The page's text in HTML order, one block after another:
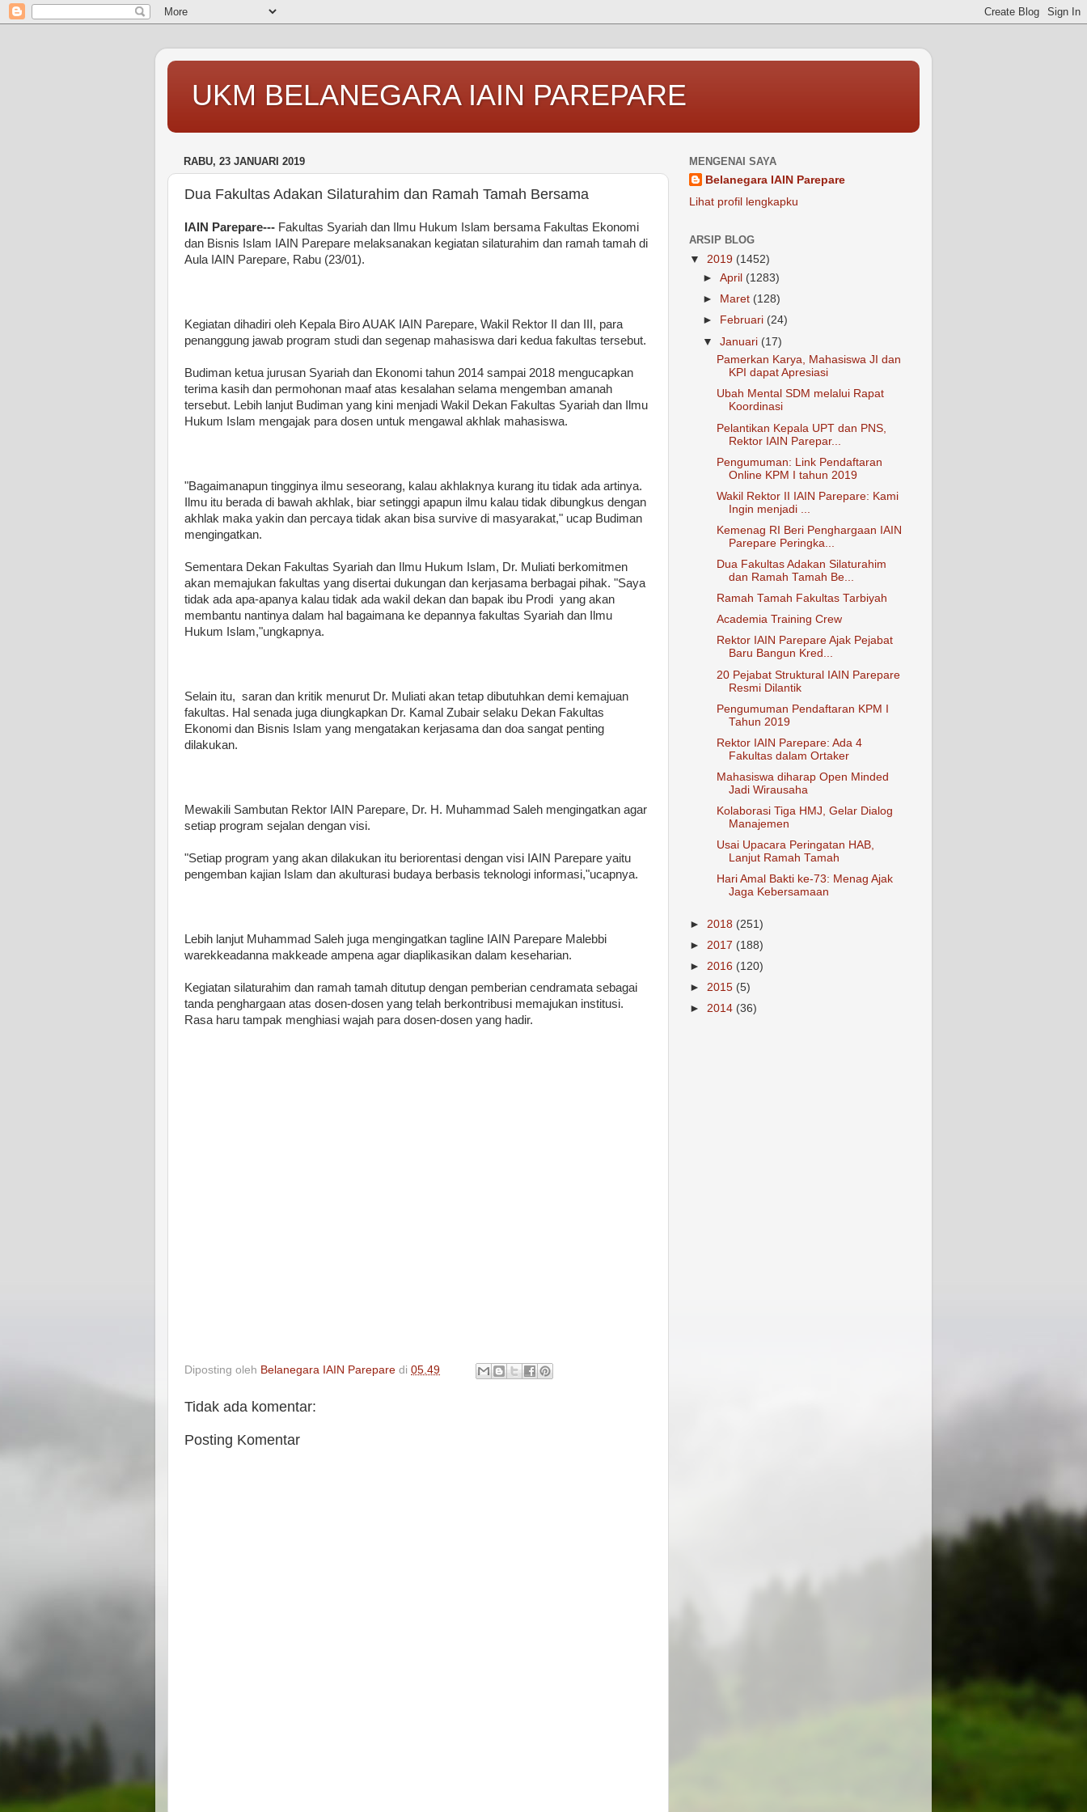
UKM BELANEGARA IAIN PAREPARE
RABU, 23 JANUARI 2019
Dua Fakultas Adakan Silaturahim dan Ramah Tamah Bersama
IAIN Parepare--- Fakultas Syariah dan Ilmu Hukum Islam bersama Fakultas Ekonomi
dan Bisnis Islam IAIN Parepare melaksanakan kegiatan silaturahim dan ramah tamah di
Aula IAIN Parepare, Rabu (23/01).
Kegiatan dihadiri oleh Kepala Biro AUAK IAIN Parepare, Wakil Rektor II dan III, para
penanggung jawab program studi dan segenap mahasiswa dari kedua fakultas tersebut.
Budiman ketua jurusan Syariah dan Ekonomi tahun 2014 sampai 2018 mengucapkan
terima kasih dan permohonan maaf atas kesalahan selama mengemban amanah
tersebut. Lebih lanjut Budiman yang kini menjadi Wakil Dekan Fakultas Syariah dan Ilmu
Hukum Islam mengajak para dosen untuk mengawal akhlak mahasiswa.
"Bagaimanapun tingginya ilmu seseorang, kalau akhlaknya kurang itu tidak ada artinya.
Ilmu itu berada di bawah akhlak, biar setinggi apapun ilmu kalau tidak dibungkus dengan
akhlak maka yakin dan percaya tidak akan bisa survive di masyarakat," ucap Budiman
mengingatkan.
Sementara Dekan Fakultas Syariah dan Ilmu Hukum Islam, Dr. Muliati berkomitmen
akan memajukan fakultas yang disertai dukungan dan kerjasama berbagai pihak. "Saya
tidak ada apa-apanya kalau tidak ada wakil dekan dan bapak ibu Prodi yang akan
membantu nantinya dalam hal bagaimana ke depannya fakultas Syariah dan Ilmu
Hukum Islam,"ungkapnya.
Selain itu, saran dan kritik menurut Dr. Muliati akan tetap dibutuhkan demi kemajuan
fakultas. Hal senada juga diungkapkan Dr. Kamal Zubair selaku Dekan Fakultas
Ekonomi dan Bisnis Islam yang mengatakan kerjasama dan doa sangat penting
dilakukan.
Mewakili Sambutan Rektor IAIN Parepare, Dr. H. Muhammad Saleh mengingatkan agar
setiap program sejalan dengan visi.
"Setiap program yang akan dilakukan itu beriorentasi dengan visi IAIN Parepare yaitu
pengemban kajian Islam dan akulturasi budaya berbasis teknologi informasi,"ucapnya.
Lebih lanjut Muhammad Saleh juga mengingatkan tagline IAIN Parepare Malebbi
warekkeadanna makkeade ampena agar diaplikasikan dalam keseharian.
Kegiatan silaturahim dan ramah tamah ditutup dengan pemberian cendramata sebagai
tanda penghargaan atas dosen-dosen yang telah berkontribusi memajukan institusi.
Rasa haru tampak menghiasi wajah para dosen-dosen yang hadir.
Diposting oleh Belanegara IAIN Parepare di 05.49
Tidak ada komentar:
Posting Komentar
MENGENAI SAYA
Belanegara IAIN Parepare
Lihat profil lengkapku
ARSIP BLOG
▼ 2019 (1452)
►April (1283)
►
Maret (128)
►
Februari (24)
▼Januari (17)
Pamerkan Karya, Mahasiswa JI dan
KPI dapat Apresiasi
Ubah Mental SDM melalui Rapat
Koordinasi
Pelantikan Kepala UPT dan PNS,
Rektor IAIN Parepar...
Pengumuman: Link Pendaftaran
Online KPM I tahun 2019
Wakil Rektor II IAIN Parepare: Kami
Ingin menjadi ...
Kemenag RI Beri Penghargaan IAIN
Parepare Peringka...
Dua Fakultas Adakan Silaturahim
dan Ramah Tamah Be...
Ramah Tamah Fakultas Tarbiyah
Academia Training Crew
Rektor IAIN Parepare Ajak Pejabat
Baru Bangun Kred...
20 Pejabat Struktural IAIN Parepare
Resmi Dilantik
Pengumuman Pendaftaran KPM I
Tahun 2019
Rektor IAIN Parepare: Ada 4
Fakultas dalam Ortaker
Mahasiswa diharap Open Minded
Jadi Wirausaha
Kolaborasi Tiga HMJ, Gelar Dialog
Manajemen
Usai Upacara Peringatan HAB,
Lanjut Ramah Tamah
Hari Amal Bakti ke-73: Menag Ajak
Jaga Kebersamaan
► 2018 (251)
► 2017 (188)
► 2016 (120)
► 2015 (5)
► 2014 (36)